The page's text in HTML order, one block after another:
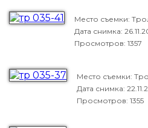
Место съемки:
Дата снимка:
Просмотров: 1357
Место съемки:
Дата снимка:
Просмотров: 1355